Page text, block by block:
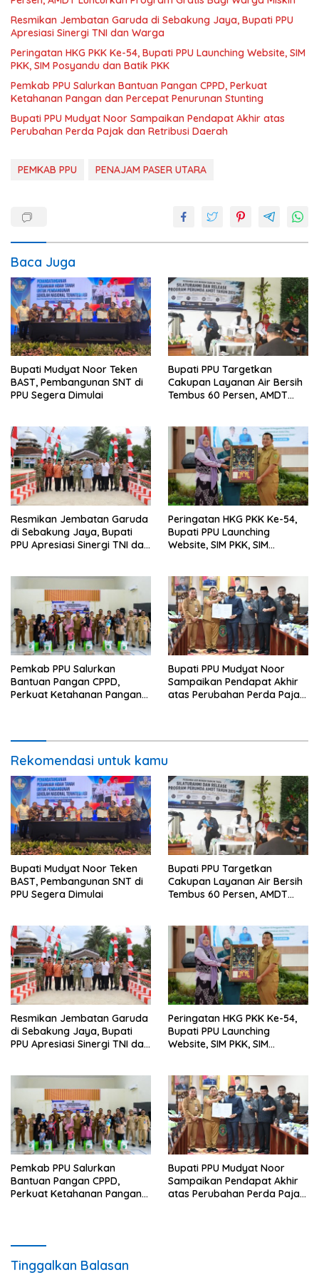
Resmikan Jembatan Garuda di Sebakung Jaya, Bupati PPU
Apresiasi Sinergi TNI dan Warga
Peringatan HKG PKK Ke-54, Bupati PPU Launching Website, SIM
PKK, SIM Posyandu dan Batik PKK
Pemkab PPU Salurkan Bantuan Pangan CPPD, Perkuat
Ketahanan Pangan dan Percepat Penurunan Stunting
Bupati PPU Mudyat Noor Sampaikan Pendapat Akhir atas
Perubahan Perda Pajak dan Retribusi Daerah
PEMKAB PPU PENAJAM PASER UTARA
Baca Juga
Bupati Mudyat Noor Teken
BAST, Pembangunan SNT di
PPU Segera Dimulai
Bupati PPU Targetkan
Cakupan Layanan Air Bersih
Tembus 60 Persen, AMDT
Resmikan Jembatan Garuda
di Sebakung Jaya, Bupati
PPU Apresiasi Sinergi TNI dan
Peringatan HKG PKK Ke-54,
Bupati PPU Launching
Website, SIM PKK, SIM
Pemkab PPU Salurkan
Bantuan Pangan CPPD,
Perkuat Ketahanan Pangan
Bupati PPU Mudyat Noor
Sampaikan Pendapat Akhir
atas Perubahan Perda Pajak
Rekomendasi untuk kamu
Bupati Mudyat Noor Teken
BAST, Pembangunan SNT di
PPU Segera Dimulai
Bupati PPU Targetkan
Cakupan Layanan Air Bersih
Tembus 60 Persen, AMDT
Resmikan Jembatan Garuda
di Sebakung Jaya, Bupati
PPU Apresiasi Sinergi TNI dan
Peringatan HKG PKK Ke-54,
Bupati PPU Launching
Website, SIM PKK, SIM
Pemkab PPU Salurkan
Bantuan Pangan CPPD,
Perkuat Ketahanan Pangan
Bupati PPU Mudyat Noor
Sampaikan Pendapat Akhir
atas Perubahan Perda Pajak
Tinggalkan Balasan